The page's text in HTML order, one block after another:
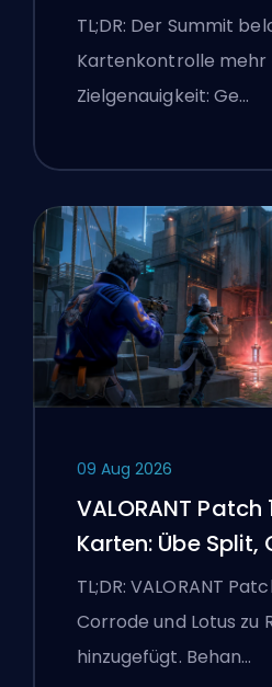
Agenten,
Smokes
TL;DR: Der Summit
Kartenkontrolle mehr
Zielgenauigkeit: Ge…
09 Aug 2026
VALORANT Patch
Karten: Übe Split,
Lotus
TL;DR: VALORANT
Corrode und Lotus zu
hinzugefügt. Behan…